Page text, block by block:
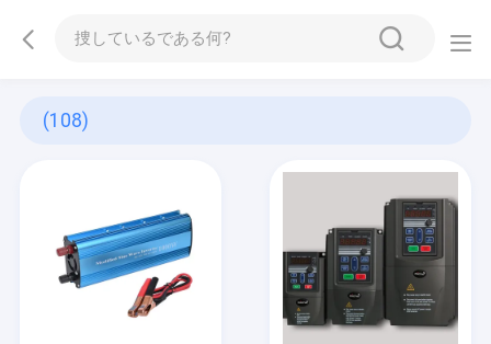
(108)